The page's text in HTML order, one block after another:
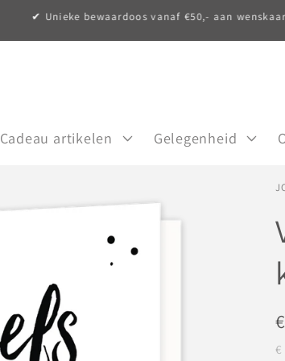
✔ Unieke bewaardoos vanaf €50,- aan
Cadeau artikelen Gelegenheid